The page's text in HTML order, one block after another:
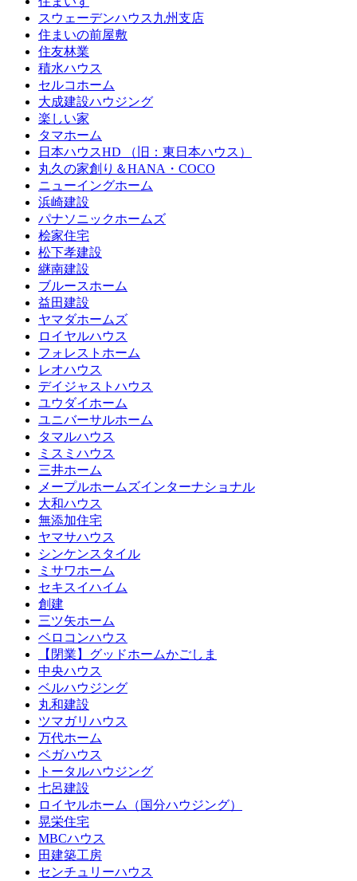
スウェーデンハウス九州支店
住まいの前屋敷
住友林業
積水ハウス
セルコホーム
大成建設ハウジング
楽しい家
タマホーム
日本ハウスHD （旧：東日本ハウス）
丸久の家創り＆HANA・COCO
ニューイングホーム
浜崎建設
パナソニックホームズ
桧家住宅
松下孝建設
継南建設
ブルースホーム
益田建設
ヤマダホームズ
ロイヤルハウス
フォレストホーム
レオハウス
デイジャストハウス
ユウダイホーム
ユニバーサルホーム
タマルハウス
ミスミハウス
三井ホーム
メープルホームズインターナショナル
大和ハウス
無添加住宅
ヤマサハウス
シンケンスタイル
ミサワホーム
セキスイハイム
創建
三ツ矢ホーム
ベロコンハウス
【閉業】グッドホームかごしま
中央ハウス
ベルハウジング
丸和建設
ツマガリハウス
万代ホーム
ベガハウス
トータルハウジング
七呂建設
ロイヤルホーム（国分ハウジング）
晃栄住宅
MBCハウス
田建築工房
センチュリーハウス